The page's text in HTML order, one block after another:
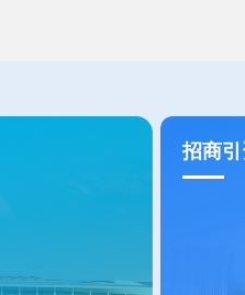
招商